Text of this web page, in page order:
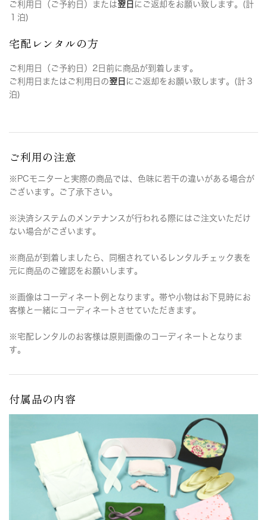
ご利用日（ご予約日）または翌日 にご返却をお願い致します。(計
１泊)
宅配レンタルの方
ご利用日（ご予約日）2日前に商品が到着します。
ご利用日またはご利用日の翌日 にご返却をお願い致します。(計３
泊)
ご利用の注意
※PCモニターと実際の商品では、色味に若干の違いがある場合が
ございます。ご了承下さい。
※決済システムのメンテナンスが行われる際にはご注文いただけ
ない場合がございます。
※商品が到着しましたら、同梱されているレンタルチェック表を
元に商品のご確認をお願いします。
※画像はコーディネート例となります。帯や小物はお下見時にお
客様と一緒にコーディネートさせていただきます。
※宅配レンタルのお客様は原則画像のコーディネートとなりま
す。
付属品の内容